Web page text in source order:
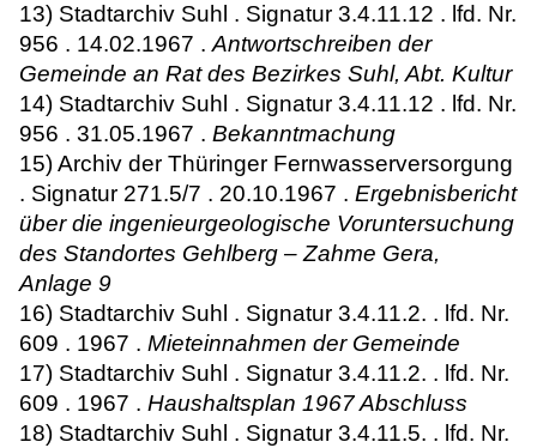
13) Stadtarchiv Suhl . Signatur 3.4.11.12 . lfd. Nr.
956 . 14.02.1967 .Antwortschreiben der
Gemeinde an Rat des Bezirkes Suhl, Abt. Kultur
14) Stadtarchiv Suhl . Signatur 3.4.11.12 . lfd. Nr.
956 . 31.05.1967 .Bekanntmachung
15) Archiv der Thüringer Fernwasserversorgung
. Signatur 271.5/7 . 20.10.1967 . Ergebnisbericht
über die ingenieurgeologische Voruntersuchung
des Standortes Gehlberg – Zahme Gera,
Anlage 9
16) Stadtarchiv Suhl . Signatur 3.4.11.2. . lfd. Nr.
609 . 1967 .Mieteinnahmen der Gemeinde
17) Stadtarchiv Suhl . Signatur 3.4.11.2. . lfd. Nr.
609 . 1967 .Haushaltsplan 1967 Abschluss
18) Stadtarchiv Suhl . Signatur 3.4.11.5. . lfd. Nr.